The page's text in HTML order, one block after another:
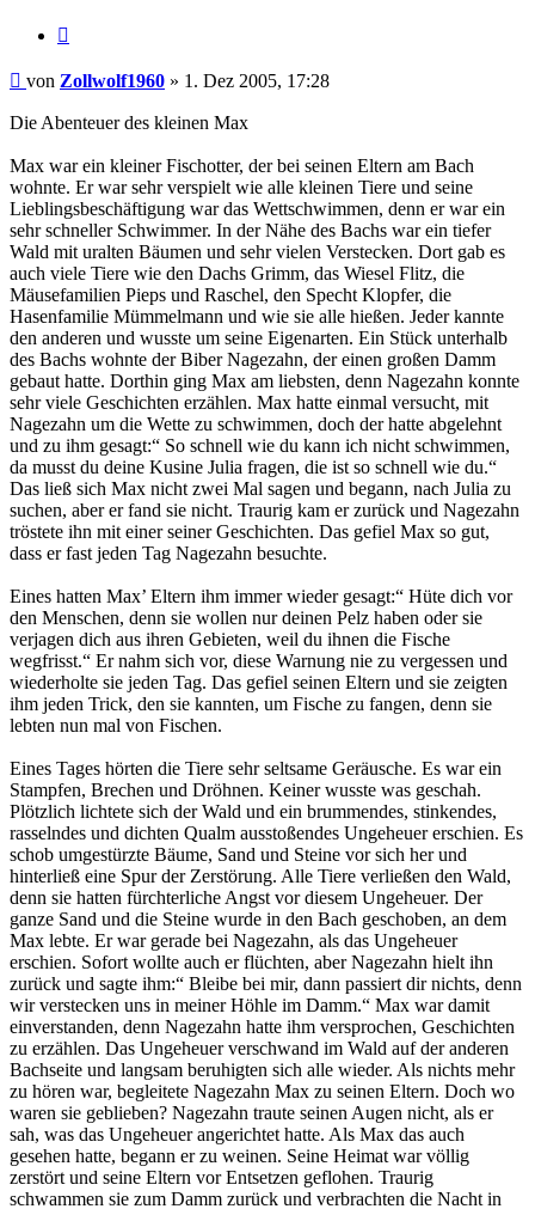
Beitrag
von Zollwolf1960 » 1. Dez 2005, 17:28
Die Abenteuer des kleinen Max
Max war ein kleiner Fischotter, der bei seinen Eltern am Bach
wohnte. Er war sehr verspielt wie alle kleinen Tiere und seine
Lieblingsbeschäftigung war das Wettschwimmen, denn er war ein
sehr schneller Schwimmer. In der Nähe des Bachs war ein tiefer
Wald mit uralten Bäumen und sehr vielen Verstecken. Dort gab es
auch viele Tiere wie den Dachs Grimm, das Wiesel Flitz, die
Mäusefamilien Pieps und Raschel, den Specht Klopfer, die
Hasenfamilie Mümmelmann und wie sie alle hießen. Jeder kannte
den anderen und wusste um seine Eigenarten. Ein Stück unterhalb
des Bachs wohnte der Biber Nagezahn, der einen großen Damm
gebaut hatte. Dorthin ging Max am liebsten, denn Nagezahn konnte
sehr viele Geschichten erzählen. Max hatte einmal versucht, mit
Nagezahn um die Wette zu schwimmen, doch der hatte abgelehnt
und zu ihm gesagt:“ So schnell wie du kann ich nicht schwimmen,
da musst du deine Kusine Julia fragen, die ist so schnell wie du.“
Das ließ sich Max nicht zwei Mal sagen und begann, nach Julia zu
suchen, aber er fand sie nicht. Traurig kam er zurück und Nagezahn
tröstete ihn mit einer seiner Geschichten. Das gefiel Max so gut,
dass er fast jeden Tag Nagezahn besuchte.
Eines hatten Max’ Eltern ihm immer wieder gesagt:“ Hüte dich vor
den Menschen, denn sie wollen nur deinen Pelz haben oder sie
verjagen dich aus ihren Gebieten, weil du ihnen die Fische
wegfrisst.“ Er nahm sich vor, diese Warnung nie zu vergessen und
wiederholte sie jeden Tag. Das gefiel seinen Eltern und sie zeigten
ihm jeden Trick, den sie kannten, um Fische zu fangen, denn sie
lebten nun mal von Fischen.
Eines Tages hörten die Tiere sehr seltsame Geräusche. Es war ein
Stampfen, Brechen und Dröhnen. Keiner wusste was geschah.
Plötzlich lichtete sich der Wald und ein brummendes, stinkendes,
rasselndes und dichten Qualm ausstoßendes Ungeheuer erschien. Es
schob umgestürzte Bäume, Sand und Steine vor sich her und
hinterließ eine Spur der Zerstörung. Alle Tiere verließen den Wald,
denn sie hatten fürchterliche Angst vor diesem Ungeheuer. Der
ganze Sand und die Steine wurde in den Bach geschoben, an dem
Max lebte. Er war gerade bei Nagezahn, als das Ungeheuer
erschien. Sofort wollte auch er flüchten, aber Nagezahn hielt ihn
zurück und sagte ihm:“ Bleibe bei mir, dann passiert dir nichts, denn
wir verstecken uns in meiner Höhle im Damm.“ Max war damit
einverstanden, denn Nagezahn hatte ihm versprochen, Geschichten
zu erzählen. Das Ungeheuer verschwand im Wald auf der anderen
Bachseite und langsam beruhigten sich alle wieder. Als nichts mehr
zu hören war, begleitete Nagezahn Max zu seinen Eltern. Doch wo
waren sie geblieben? Nagezahn traute seinen Augen nicht, als er
sah, was das Ungeheuer angerichtet hatte. Als Max das auch
gesehen hatte, begann er zu weinen. Seine Heimat war völlig
zerstört und seine Eltern vor Entsetzen geflohen. Traurig
schwammen sie zum Damm zurück und verbrachten die Nacht in